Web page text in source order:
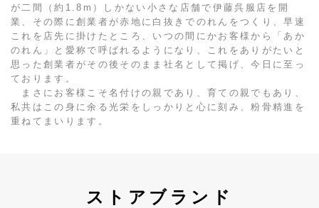
が二間（約1.8m）しかない小さな店舗で伊藤呉服店を開
業、その際に創業者が赤地に白抜きでのれんをつくり、早速
これを店先に掛けたところ、いつの間にかお客様から「あか
のれん」と愛称で呼ばれるようになり、これをありがたいと
思った創業者がその後そのまま社名として掲げ、今日に至っ
ております。
まさにお客様こそ名付けの親であり、育ての親でもあり、
私共はこの身に余る光栄をしっかりと心に刻み、粉骨精進を
重ねてまいります。
ストアブランド